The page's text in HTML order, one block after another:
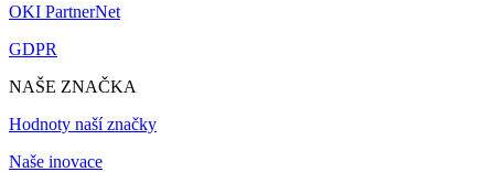
OKI PartnerNet
GDPR
NAŠE ZNAČKA
Hodnoty naší značky
Naše inovace